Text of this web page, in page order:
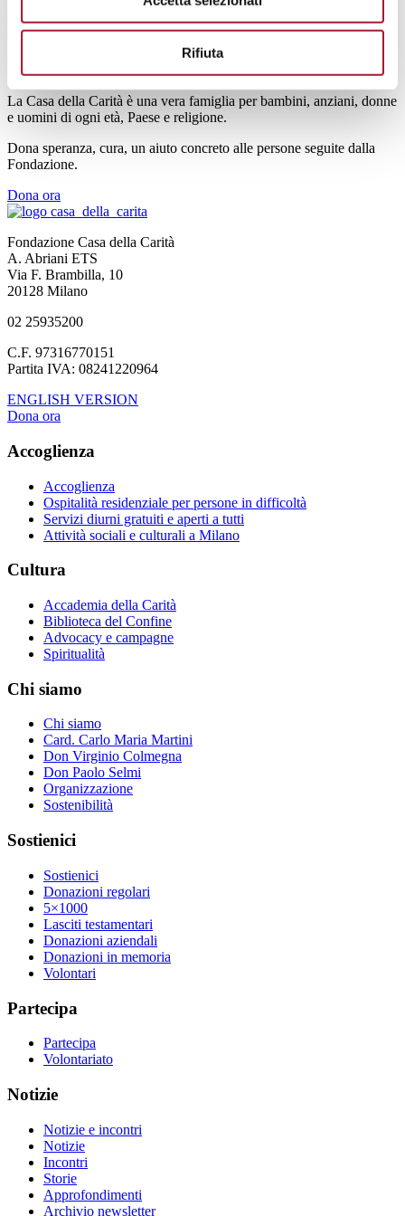
Rifiuta
dialogo Martini, il cardinale del dialogo
La Casa della Carità è una vera famiglia per bambini, anziani, donne
e uomini di ogni età, Paese e religione.
Dona speranza, cura, un aiuto concreto alle persone seguite dalla
Fondazione.
Dona ora
Fondazione Casa della Carità
A. Abriani ETS
Via F. Brambilla, 10
20128 Milano
02 25935200
C.F. 97316770151
Partita IVA: 08241220964
ENGLISH VERSION
Dona ora
Accoglienza
Accoglienza
Ospitalità residenziale per persone in difficoltà
Servizi diurni gratuiti e aperti a tutti
Attività sociali e culturali a Milano
Cultura
Accademia della Carità
Biblioteca del Confine
Advocacy e campagne
Spiritualità
Chi siamo
Chi siamo
Card. Carlo Maria Martini
Don Virginio Colmegna
Don Paolo Selmi
Organizzazione
Sostenibilità
Sostienici
Sostienici
Donazioni regolari
5×1000
Lasciti testamentari
Donazioni aziendali
Donazioni in memoria
Volontari
Partecipa
Partecipa
Volontariato
Notizie
Notizie e incontri
Notizie
Incontri
Storie
Approfondimenti
Archivio newsletter